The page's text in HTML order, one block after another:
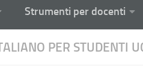
Strumenti per docenti
PER STUDENTI